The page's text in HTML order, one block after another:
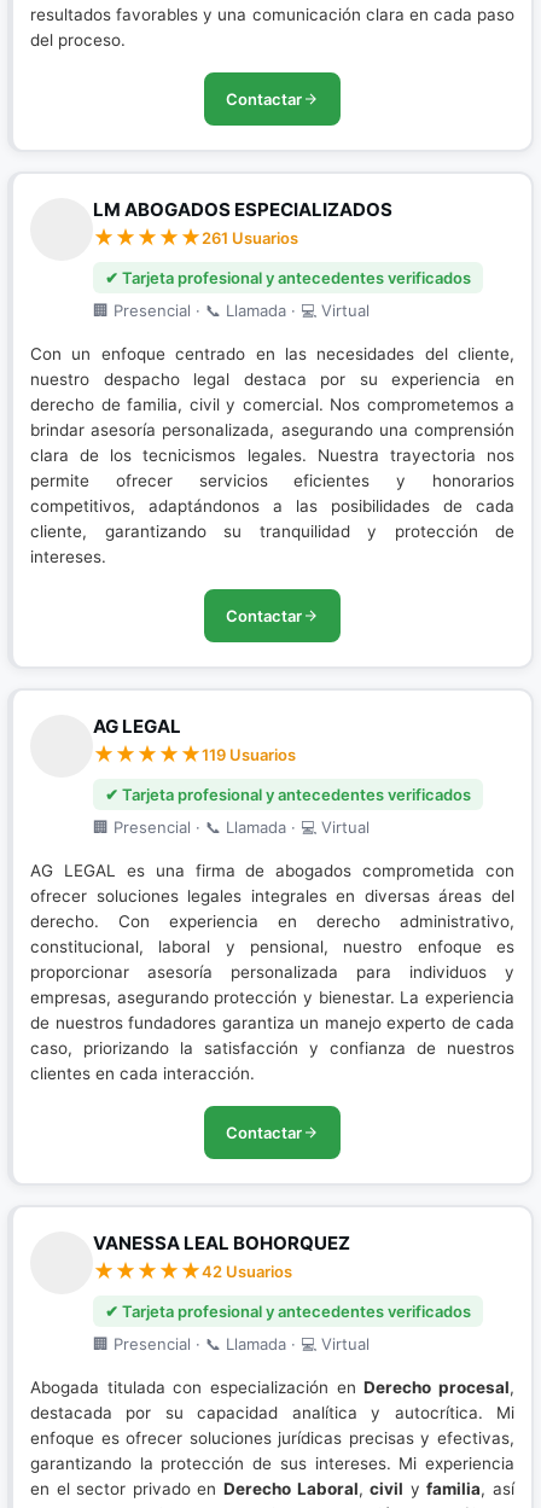
resultados favorables y una comunicación clara en cada paso
del proceso.
Contactar
LM ABOGADOS ESPECIALIZADOS
261 Usuarios
✔ Tarjeta profesional y antecedentes verificados
🏢 Presencial · 📞 Llamada · 💻 Virtual
Con un enfoque centrado en las necesidades del cliente,
nuestro despacho legal destaca por su experiencia en
derecho de familia, civil y comercial. Nos comprometemos a
brindar asesoría personalizada, asegurando una comprensión
clara de los tecnicismos legales. Nuestra trayectoria nos
permite ofrecer servicios eficientes y honorarios
competitivos, adaptándonos a las posibilidades de cada
cliente, garantizando su tranquilidad y protección de
intereses.
Contactar
AG LEGAL
119 Usuarios
✔ Tarjeta profesional y antecedentes verificados
🏢 Presencial · 📞 Llamada · 💻 Virtual
AG LEGAL es una firma de abogados comprometida con
ofrecer soluciones legales integrales en diversas áreas del
derecho. Con experiencia en derecho administrativo,
constitucional, laboral y pensional, nuestro enfoque es
proporcionar asesoría personalizada para individuos y
empresas, asegurando protección y bienestar. La experiencia
de nuestros fundadores garantiza un manejo experto de cada
caso, priorizando la satisfacción y confianza de nuestros
clientes en cada interacción.
Contactar
VANESSA LEAL BOHORQUEZ
42 Usuarios
✔ Tarjeta profesional y antecedentes verificados
🏢 Presencial · 📞 Llamada · 💻 Virtual
Abogada titulada con especialización enDerecho procesal,
destacada por su capacidad analítica y autocrítica. Mi
enfoque es ofrecer soluciones jurídicas precisas y efectivas,
garantizando la protección de sus intereses. Mi experiencia
en el sector privado en Derecho Laboral,civil yfamilia, así